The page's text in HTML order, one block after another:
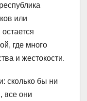
или
где много
и жестокости.
сколько бы ни
все они